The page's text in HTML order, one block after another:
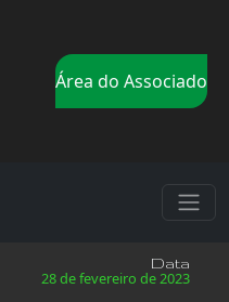
Área do Associado
Data
28 de fevereiro de 2023